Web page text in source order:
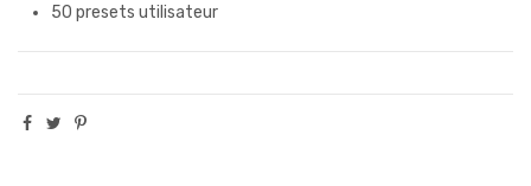
50 presets utilisateur